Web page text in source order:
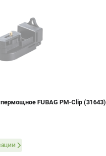
FUBAG PM-Clip (31643)